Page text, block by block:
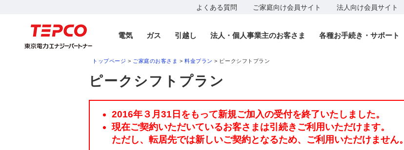
よくある質問 ご家庭向け会員サイト 法人向け会員サイト
電気 ガス 引越し 法人・個人事業主のお客さま 各種お手続き・サポート
トップページ > ご家庭のお客さま >料金プラン > ピークシフトプラン
ピークシフトプラン
2016年３月31日をもって新規ご加入の受付を終了いたしました。
現在ご契約いただいているお客さまは引続きご利用いただけます。
ただし、転居先では新しいご契約となるため、ご利用いただけません。